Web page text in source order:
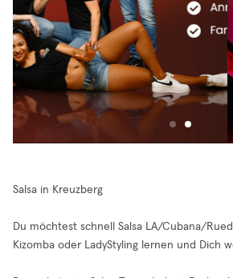
Salsa in Kreuzberg
Du möchtest schnell Salsa LA/Cubana/
Kizomba oder LadyStyling lernen und Dich